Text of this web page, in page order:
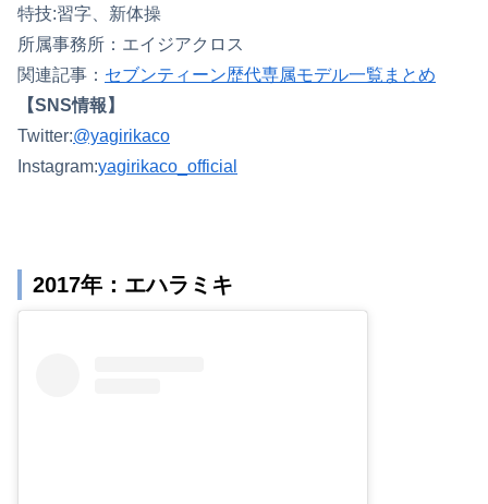
特技:習字、新体操
所属事務所：エイジアクロス
関連記事： セブンティーン歴代専属モデル一覧まとめ
【SNS情報】
Twitter:@yagirikaco
Instagram:yagirikaco_official
2017年：エハラミキ